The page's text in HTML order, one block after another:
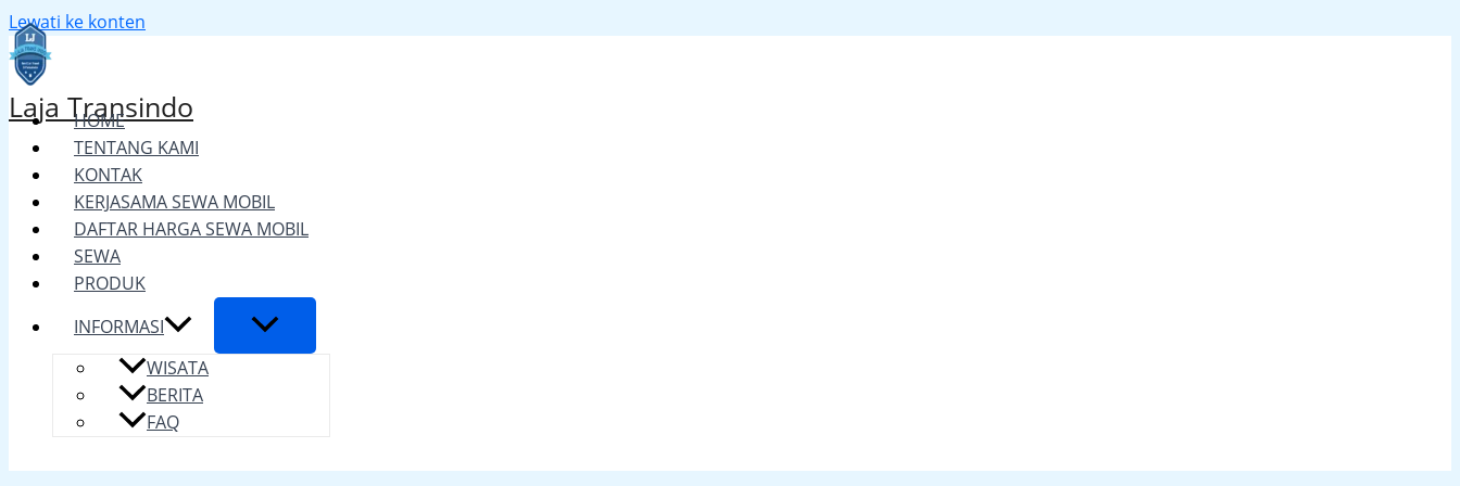
Lewati ke konten
Laja Transindo
HOME
TENTANG KAMI
KONTAK
KERJASAMA SEWA MOBIL
DAFTAR HARGA SEWA MOBIL
SEWA
PRODUK
INFORMASI
WISATA
BERITA
FAQ